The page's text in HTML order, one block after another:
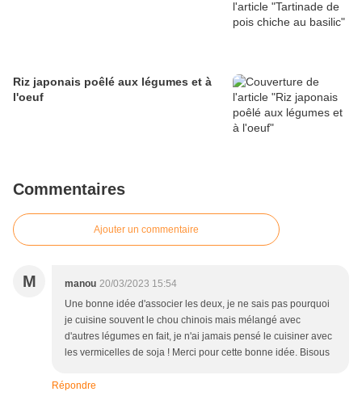
Riz japonais poêlé aux légumes et à
l'oeuf
Commentaires
Ajouter un commentaire
M manou 20/03/2023 15:54
Une bonne idée d'associer les deux, je ne sais pas pourquoi
je cuisine souvent le chou chinois mais mélangé avec
d'autres légumes en fait, je n'ai jamais pensé le cuisiner avec
les vermicelles de soja ! Merci pour cette bonne idée. Bisous
Répondre